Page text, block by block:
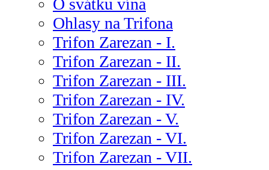
O svátku vína
Ohlasy na Trifona
Trifon Zarezan - I.
Trifon Zarezan - II.
Trifon Zarezan - III.
Trifon Zarezan - IV.
Trifon Zarezan - V.
Trifon Zarezan - VI.
Trifon Zarezan - VII.